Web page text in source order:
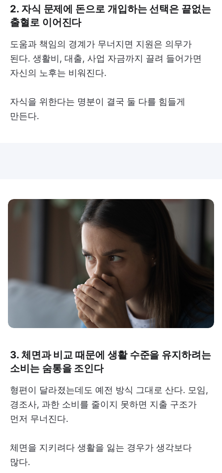
2. 자식 문제에 돈으로 개입하는 선택은 끝없는
출혈로 이어진다
도움과 책임의 경계가 무너지면 지원은 의무가
된다. 생활비, 대출, 사업 자금까지 끌려 들어가면
자신의 노후는 비워진다.
자식을 위한다는 명분이 결국 둘 다를 힘들게
만든다.
3. 체면과 비교 때문에 생활 수준을 유지하려는
소비는 숨통을 조인다
형편이 달라졌는데도 예전 방식 그대로 산다. 모임,
경조사, 과한 소비를 줄이지 못하면 지출 구조가
먼저 무너진다.
체면을 지키려다 생활을 잃는 경우가 생각보다
많다.